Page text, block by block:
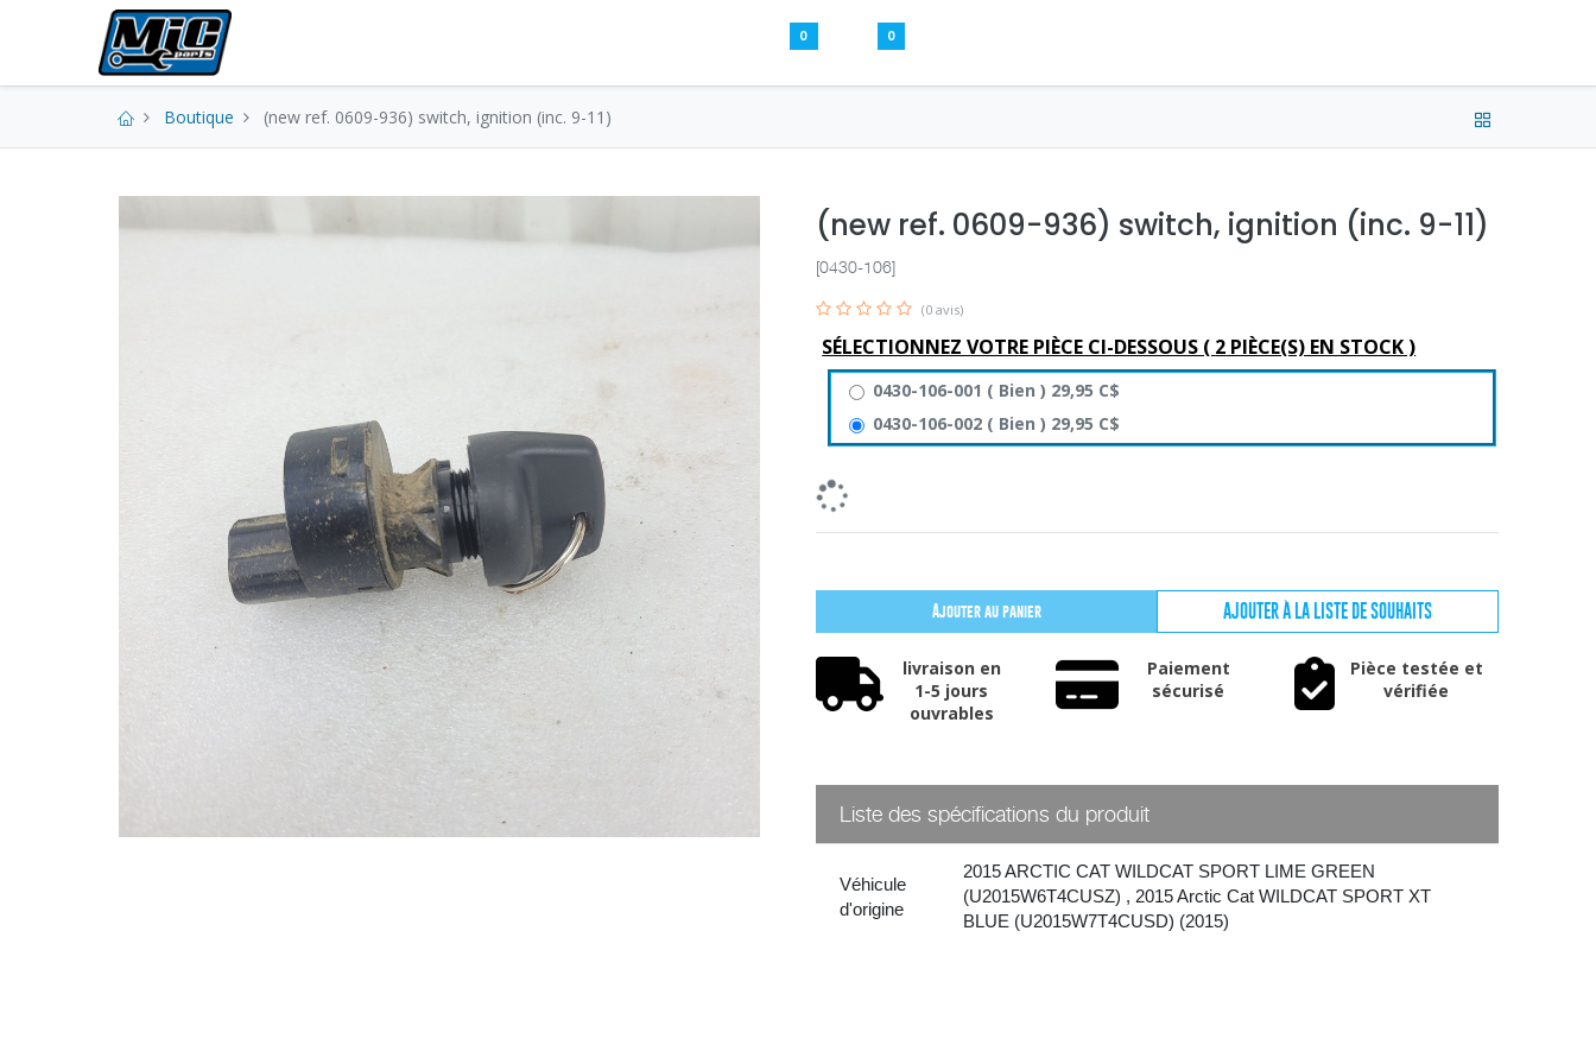
0 0
Boutique (new ref. 0609-936) switch, ignition (inc. 9-11)
(new ref. 0609-936) switch, ignition (inc. 9-11)
[0430-106]
(0 avis)
SÉLECTIONNEZ VOTRE PIÈCE CI-DESSOUS ( 2 PIÈCE(S) EN STOCK )
0430-106-001 ( Bien ) 29,95 C$
0430-106-002 ( Bien ) 29,95 C$
Ajouter au panier AJOUTER À LA LISTE DE SOUHAITS
livraison en
1-5 jours
ouvrables
Paiement
sécurisé
Pièce testée et
vérifiée
Liste des spécifications du produit
Véhicule
d'origine
2015 ARCTIC CAT WILDCAT SPORT LIME GREEN
(U2015W6T4CUSZ) , 2015 Arctic Cat WILDCAT SPORT XT
BLUE (U2015W7T4CUSD) (2015)